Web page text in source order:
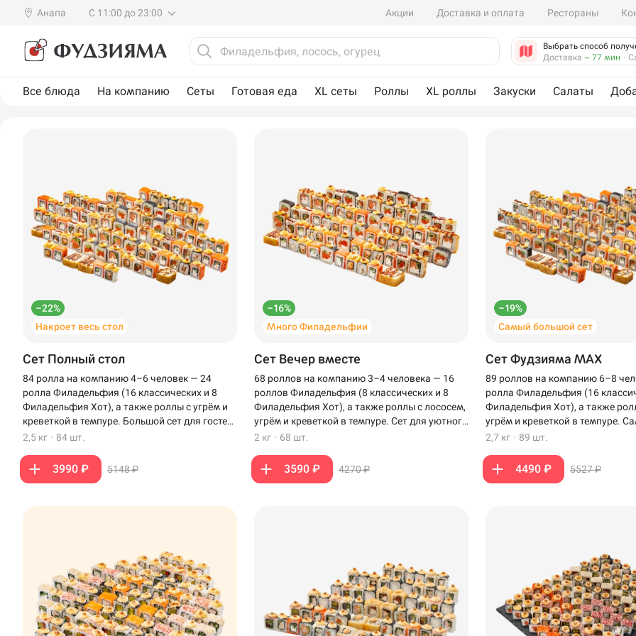
Анапа С 11:00 до 23:00 Акции Доставка и оплата Рестораны
Выбрать способ
Доставка ~ 77 мин ·
Все блюда На компанию Сеты Готовая еда XL сеты Роллы XL роллы Закуски Салаты
–22%
Накроет весь стол
Сет Полный стол
84 ролла на компанию 4–6 человек — 24
ролла Филадельфия (16 классических и 8
Филадельфия Хот), а также роллы с угрём и
креветкой в темпуре. Большой сет для гостей,
чтобы накрыть полный стол.
2,5 кг · 84 шт.
3990 ₽ 5148 ₽
–16%
Много Филадельфии
Сет Вечер вместе
68 роллов на компанию 3–4 человека — 16
роллов Филадельфия (8 классических и 8
Филадельфия Хот), а также роллы с лососем,
угрём и креветкой в темпуре. Сет для уютного
вечера с близкими.
2 кг · 68 шт.
3590 ₽ 4270 ₽
–19%
Самый большой сет
Сет Фудзияма MAX
89 роллов на компанию 6–8
ролла Филадельфия (16
Филадельфия Хот), а также
угрём и креветкой в темпуре.
сет для компании, когда
2,7 кг · 89 шт.
4490 ₽ 5527 ₽